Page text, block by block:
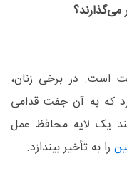
است. در برخی زنان،
که به آن جفت قدامی
یک لایه محافظ عمل
را به تأخیر بیندازد.